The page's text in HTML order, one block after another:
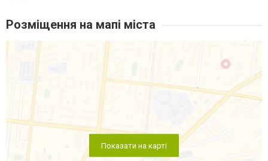
Розміщення на мапі міста
Показати на карті